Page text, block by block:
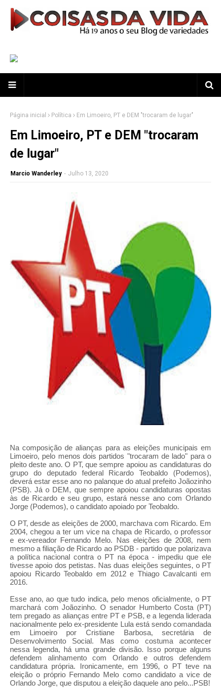
Página inicial Política Em Limoeiro, PT e DEM "trocaram de lugar"
Em Limoeiro, PT e DEM "trocaram
de lugar"
Marcio Wanderley - Julho 13, 2020
Na composição de alianças para as eleições municipais em
Limoeiro, pelo menos dois partidos "trocaram de lado" para o
pleito deste ano. O PT, que sempre apoiou as candidaturas do
grupo do deputado federal Ricardo Teobaldo (Podemos),
deverá estar esse ano no palanque do atual prefeito Joãozinho
(PSB). Já o DEM, que sempre apoiou candidaturas opostas
às de Ricardo e seu grupo, estará nesse ano com Orlando
Jorge (Podemos), o candidato apoiado por Teobaldo.
O PT, desde as eleições de 2000, marchava com Ricardo. Em
2004, chegou a ter um vice na chapa de Ricardo, o professor
e ex-vereador Fernando Melo. Nas eleições de 2008, nem
mesmo a filiação de Ricardo ao PSDB - partido que polarizava
a política nacional contra o PT na época - impediu que ele
tivesse apoio dos petistas. Nas duas eleições seguintes, o PT
apoiou Ricardo Teobaldo em 2012 e Thiago Cavalcanti em
2016.
Esse ano, ao que tudo indica, pelo menos oficialmente, o PT
marchará com Joãozinho. O senador Humberto Costa (PT)
tem pregado as alianças entre PT e PSB, e a legenda liderada
nacionalmente pelo ex-presidente Lula está sendo comandada
em Limoeiro por Cristiane Barbosa, secretária de
Desenvolvimento Social. Mas como costuma acontecer
nessa legenda, há uma grande divisão. Isso porque alguns
defendem alinhamento com Orlando e outros defendem
candidatura própria. Ironicamente, em 1996, o PT teve na
eleição o próprio Fernando Melo como candidato a vice de
Orlando Jorge, que disputou a eleição daquele ano pelo...PSB!